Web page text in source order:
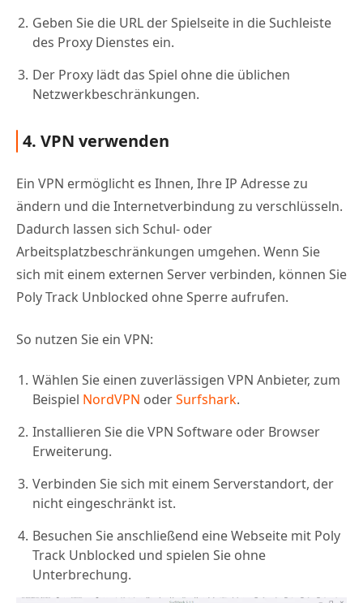
Geben Sie die URL der Spielseite in die Suchleiste
des Proxy Dienstes ein.
Der Proxy lädt das Spiel ohne die üblichen
Netzwerkbeschränkungen.
4. VPN verwenden
Ein VPN ermöglicht es Ihnen, Ihre IP Adresse zu
ändern und die Internetverbindung zu verschlüsseln.
Dadurch lassen sich Schul- oder
Arbeitsplatzbeschränkungen umgehen. Wenn Sie
sich mit einem externen Server verbinden, können Sie
Poly Track Unblocked ohne Sperre aufrufen.
So nutzen Sie ein VPN:
Wählen Sie einen zuverlässigen VPN Anbieter, zum
Beispiel NordVPN oderSurfshark.
Installieren Sie die VPN Software oder Browser
Erweiterung.
Verbinden Sie sich mit einem Serverstandort, der
nicht eingeschränkt ist.
Besuchen Sie anschließend eine Webseite mit Poly
Track Unblocked und spielen Sie ohne
Unterbrechung.